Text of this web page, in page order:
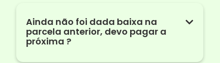
Ainda não foi dada baixa na
parcela anterior, devo pagar a
próxima ?